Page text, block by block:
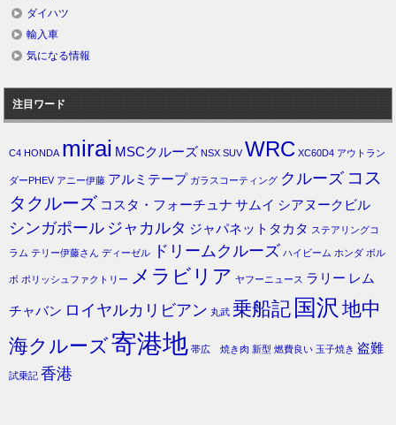
ダイハツ
輸入車
気になる情報
注目ワード
C4 HONDA mirai MSCクルーズ NSX SUV WRC XC60D4 アウトラン
ダーPHEV アニー伊藤 アルミテープ ガラスコーティング クルーズ コス
タクルーズ コスタ・フォーチュナ サムイ シアヌークビル
シンガポール ジャカルタ ジャパネットタカタ ステアリングコ
ラム テリー伊藤さん ディーゼル ドリームクルーズ ハイビーム ホンダ ボル
ボ ポリッシュファクトリー メラビリア ヤフーニュース ラリー レム
チャバン ロイヤルカリビアン 丸武 乗船記 国沢 地中
海クルーズ寄港地 帯広 焼き肉 新型 燃費良い 玉子焼き 盗難
試乗記 香港